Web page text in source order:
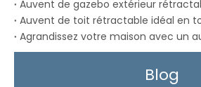
Auvent de toit rétractable idéal en
Blog